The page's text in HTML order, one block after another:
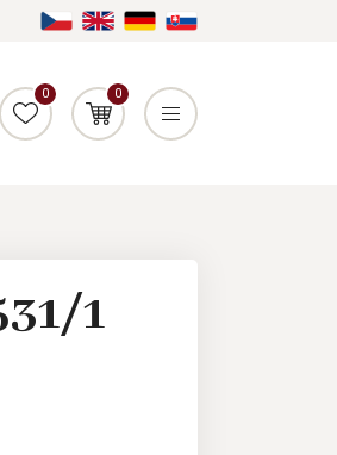
0 0
1